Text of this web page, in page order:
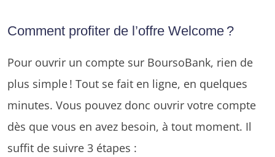
Comment profiter de l’offre Welcome ?
Pour ouvrir un compte sur BoursoBank, rien de
plus simple ! Tout se fait en ligne, en quelques
minutes. Vous pouvez donc ouvrir votre compte
dès que vous en avez besoin, à tout moment. Il
suffit de suivre 3 étapes :